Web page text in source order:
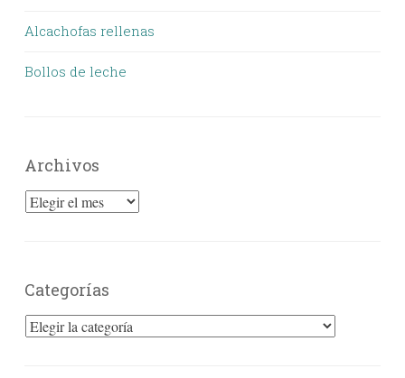
Alcachofas rellenas
Bollos de leche
Archivos
Archivos
Categorías
Categorías